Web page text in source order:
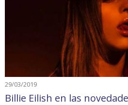
29/03/2019
Billie Eilish en las